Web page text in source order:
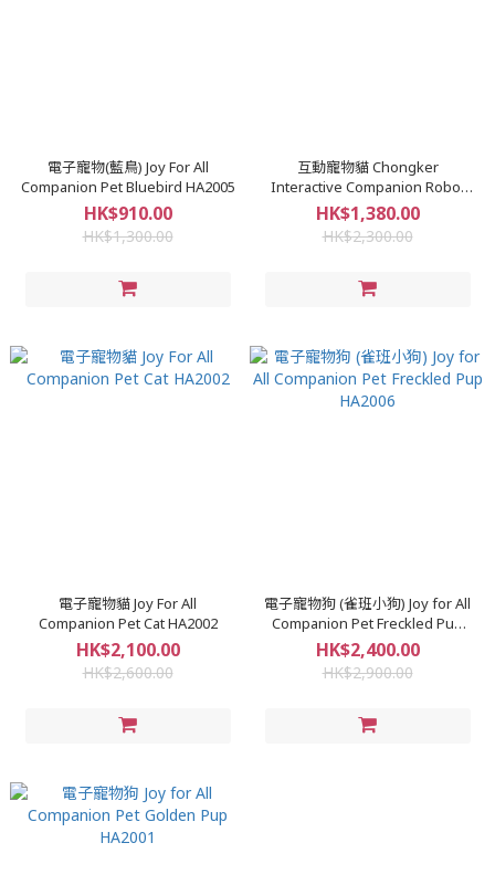
電子寵物(藍鳥) Joy For All
Companion Pet Bluebird HA2005
HK$910.00
HK$1,300.00
互動寵物貓 Chongker
Interactive Companion Robot
Pet Cat CK2001
HK$1,380.00
HK$2,300.00
電子寵物貓 Joy For All
Companion Pet Cat HA2002
HK$2,100.00
HK$2,600.00
電子寵物狗 (雀班小狗) Joy for All
Companion Pet Freckled Pup
HA2006
HK$2,400.00
HK$2,900.00